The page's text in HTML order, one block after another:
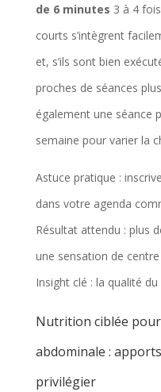
de 6 minutes 3 à 4
courts s’intègrent
et, s’ils sont bien
proches de séances
également une séance
semaine pour varier la
Astuce pratique :
dans votre agenda
Résultat attendu : plus
une sensation de
Insight clé : la qualité
Nutrition ciblée
abdominale :
privilégier